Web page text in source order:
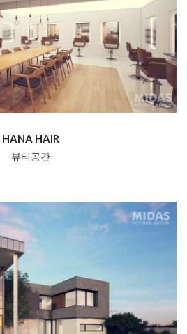
HANA HAIR
뷰티공간